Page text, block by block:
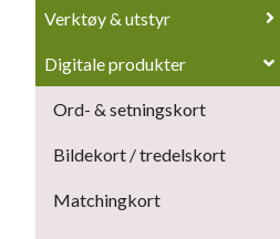
Verktøy & utstyr
Digitale produkter
Ord- & setningskort
Bildekort / tredelskort
Matchingkort